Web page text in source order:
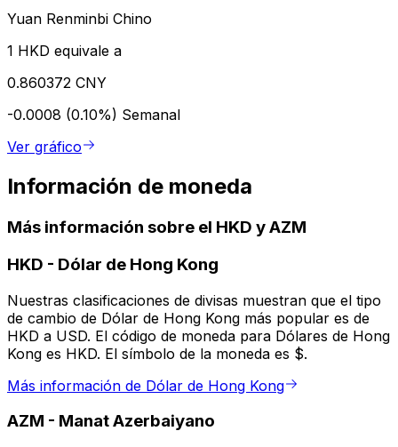
Yuan Renminbi Chino
1 HKD equivale a
0.860372 CNY
-0.0008 (0.10%) Semanal
Ver gráfico
Información de moneda
Más información sobre el HKD y AZM
HKD - Dólar de Hong Kong
Nuestras clasificaciones de divisas muestran que el tipo
de cambio de Dólar de Hong Kong más popular es de
HKD a USD. El código de moneda para Dólares de Hong
Kong es HKD. El símbolo de la moneda es $.
Más información de Dólar de Hong Kong
AZM - Manat Azerbaiyano